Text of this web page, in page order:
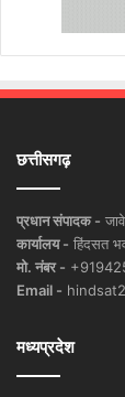
छत्तीसगढ़
प्रधान संपादक -
कार्यालय - हिंदसत
मो. नंबर -
Email -
मध्यप्रदेश